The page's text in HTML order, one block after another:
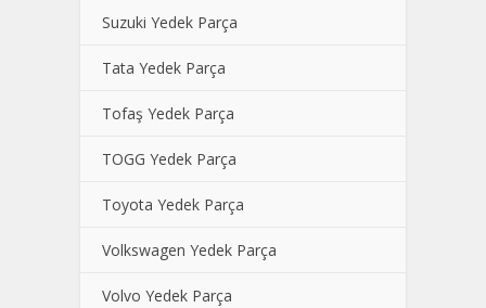
Suzuki Yedek Parça
Tata Yedek Parça
Tofaş Yedek Parça
TOGG Yedek Parça
Toyota Yedek Parça
Volkswagen Yedek Parça
Volvo Yedek Parça